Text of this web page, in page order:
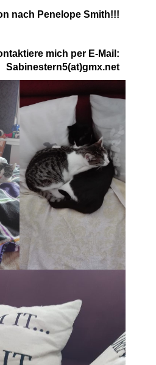
nach Penelope Smith!!!
mich per E-Mail:
Sabinestern5(at)gmx.net